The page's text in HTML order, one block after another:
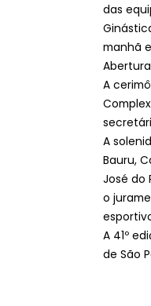
das
manhã
A
A
Bauru,
José do
o
A 41º
de São